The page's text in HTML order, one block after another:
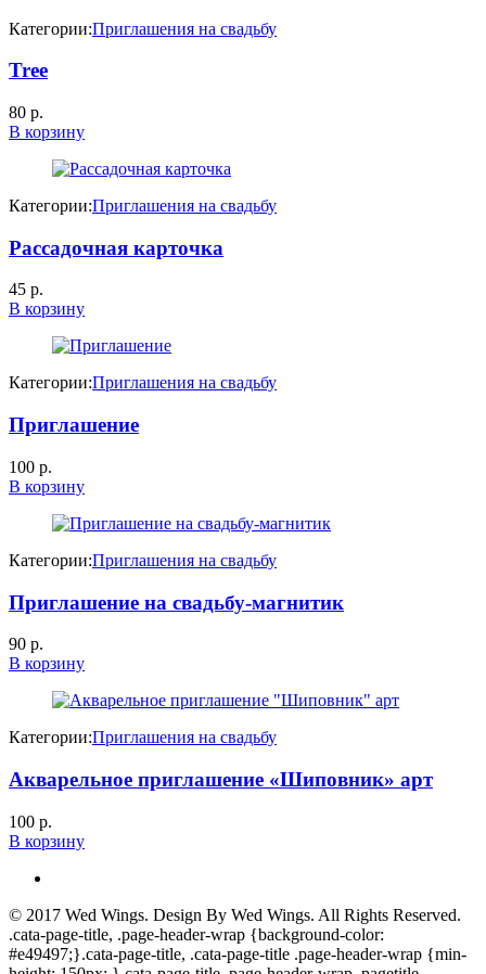
Категории:Приглашения на свадьбу
Tree
80 р.
В корзину
Категории:Приглашения на свадьбу
Рассадочная карточка
45 р.
В корзину
Категории:Приглашения на свадьбу
Приглашение
100 р.
В корзину
Категории:Приглашения на свадьбу
Приглашение на свадьбу-магнитик
90 р.
В корзину
Категории:Приглашения на свадьбу
Акварельное приглашение «Шиповник» арт
100 р.
В корзину
© 2017 Wed Wings. Design By Wed Wings. All Rights Reserved.
.cata-page-title, .page-header-wrap {background-color:
#e49497;}.cata-page-title, .cata-page-title .page-header-wrap {min-